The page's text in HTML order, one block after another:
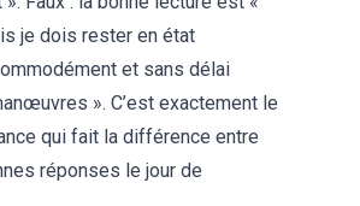
je dois rester en état
et sans délai
». C’est exactement le
qui fait la différence entre
réponses le jour de